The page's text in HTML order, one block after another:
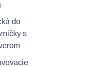
do
s